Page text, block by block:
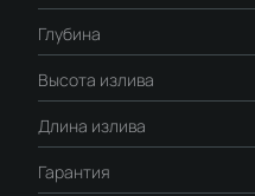
Глубина
Высота излива
Длина излива
Гарантия